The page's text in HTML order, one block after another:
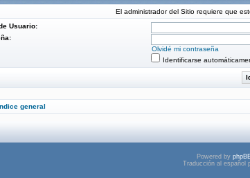
El administrador del Sitio requiere que
Usuario:
Olvidé mi contraseña
Identificarse
general
Powered by
Traducción al español